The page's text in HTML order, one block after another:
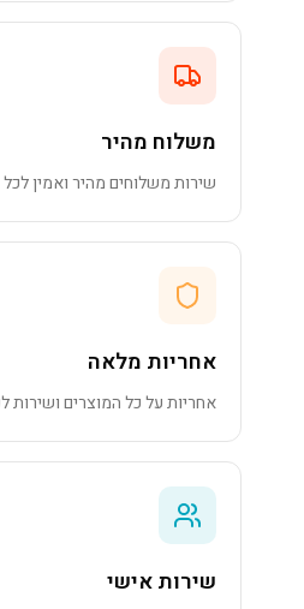
משלוח מהיר
שירות משלוחים מהיר ואמין
אחריות מלאה
אחריות על כל המוצרים ושירות
שירות אישי